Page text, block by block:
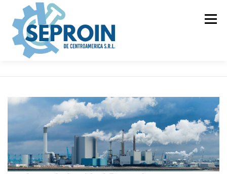
content
Menu
REGENCIAS PRODUCTOS CAMPOS DE ACCIÓN
BLOG